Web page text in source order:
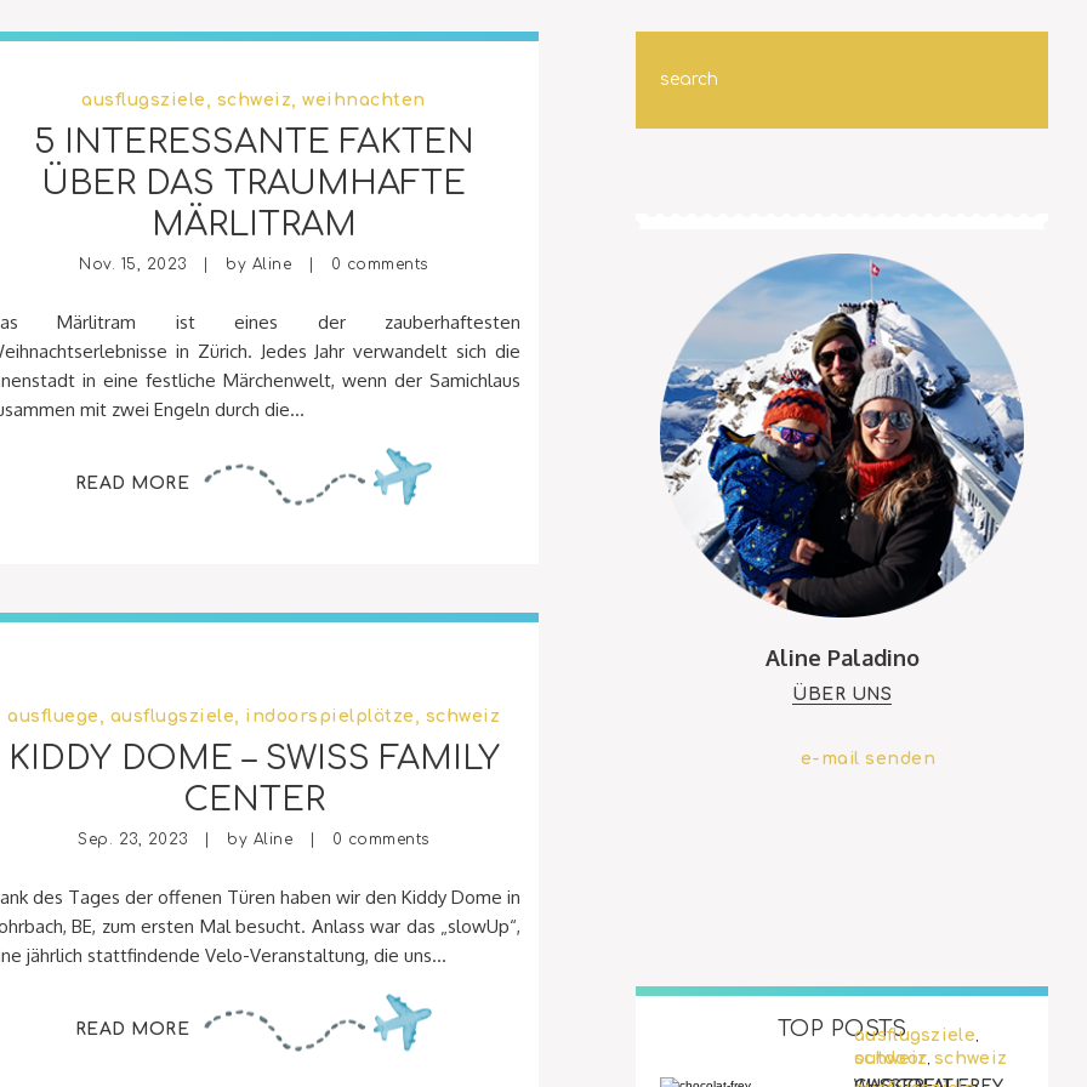
ausflugsziele schweiz ,weihnachten
5 INTERESSANTE FAKTEN
ÜBER DAS TRAUMHAFTE
MÄRLITRAM
Nov. 15, 2023 | by Aline | 0 comments
Märlitram ist eines der zauberhaftesten
in Zürich. Jedes Jahr verwandelt sich die
in eine festliche Märchenwelt, wenn der Samichlaus
mit zwei Engeln durch die...
READ MORE
ausfluege ausflugsziele indoorspielplätze schweiz
KIDDY DOME – SWISS FAMILY
CENTER
Sep. 23, 2023 | by Aline | 0 comments
des Tages der offenen Türen haben wir den Kiddy Dome in
BE, zum ersten Mal besucht. Anlass war das „slowUp“,
jährlich stattfindende Velo-Veranstaltung, die uns...
READ MORE
Aline Paladino
ÜBER UNS
e-mail senden
TOP POSTSausflugsziele
schweiz
outdoor ,schweiz